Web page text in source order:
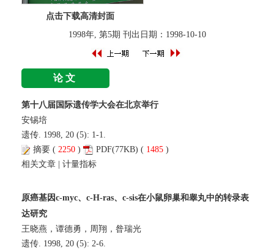
点击下载高清封面
1998年, 第5期 刊出日期：1998-10-10
论文
第十八届国际遗传学大会在北京举行
安锡培
遗传. 1998, 20 (5): 1-1.
摘要 ( 2250 ) PDF(77KB) ( 1485 )
相关文章 | 计量指标
原癌基因c-myc、c-H-ras、c-sis在小鼠卵巢和睾丸中的转录表
达研究
王晓燕，谭德勇，周翔，昝瑞光
遗传. 1998, 20 (5): 2-6.